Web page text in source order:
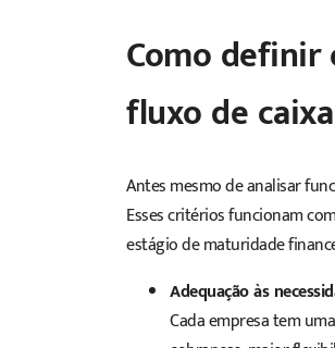
Como definir
fluxo de caixa
Antes mesmo de analisar
Esses critérios funcionam
estágio de maturidade
Adequação às
Cada empresa tem